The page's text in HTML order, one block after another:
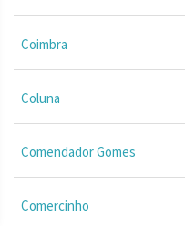
Coimbra
Coluna
Comendador Gomes
Comercinho